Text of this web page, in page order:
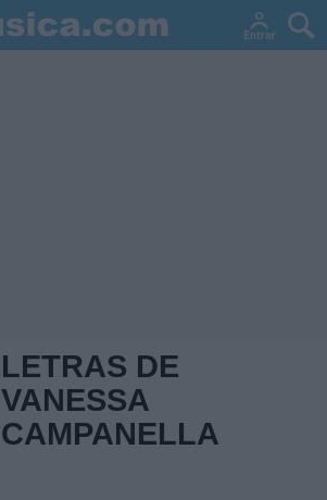
LETRAS DE
VANESSA
CAMPANELLA